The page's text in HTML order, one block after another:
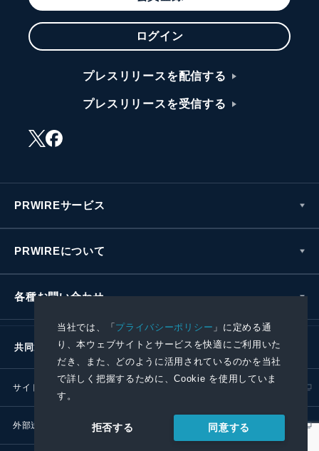
当社では、「プライバシーポリシー 」に定める通
り、本ウェブサイトとサービスを快適にご利用いた
だき、また、どのように活用されているのかを当社
で詳しく把握するために、Cookie を使用していま
す。
拒否する 同意する
ログイン
プレスリリースを配信する
プレスリリースを受信する
PRWIREサービス
PRWIREについて
各種お問い合わせ
共同通信社グループ
サイトポリシー
外部送信ポリシー プレスリリース取扱基準